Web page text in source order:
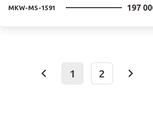
MKW-MS-1591 197
prev
1 2
next